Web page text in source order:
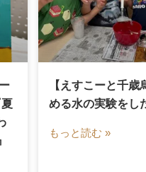
』
【えすこーと千歳
める水の実験をし
もっと読む »